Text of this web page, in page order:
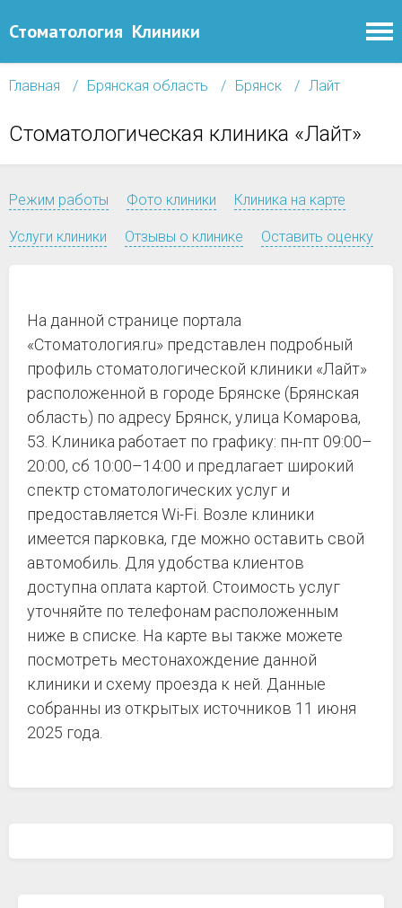
Стоматология Клиники
Главная Брянская область Брянск Лайт
Стоматологическая клиника «Лайт»
Режим работы Фото клиники Клиника на карте
Услуги клиники Отзывы о клинике Оставить оценку
На данной странице портала
«Стоматология.ru» представлен подробный
профиль стоматологической клиники «Лайт»
расположенной в городе Брянске (Брянская
область) по адресу Брянск, улица Комарова,
53. Клиника работает по графику: пн-пт 09:00–
20:00, сб 10:00–14:00 и предлагает широкий
спектр стоматологических услуг и
предоставляется Wi-Fi. Возле клиники
имеется парковка, где можно оставить свой
автомобиль. Для удобства клиентов
доступна оплата картой. Стоимость услуг
уточняйте по телефонам расположенным
ниже в списке. На карте вы также можете
посмотреть местонахождение данной
клиники и схему проезда к ней. Данные
собранны из открытых источников 11 июня
2025 года.